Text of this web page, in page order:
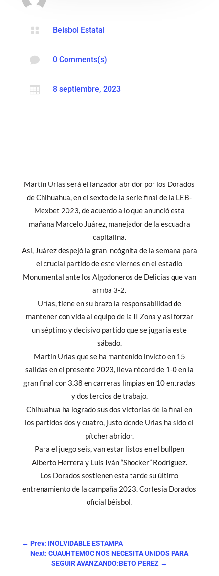
 Beisbol Estatal
 0 Comments(s)
 8 septiembre, 2023
Martín Urías será el lanzador abridor por los Dorados
de Chihuahua, en el sexto de la serie final de la LEB-
Mexbet 2023, de acuerdo a lo que anunció esta
mañana Marcelo Juárez, manejador de la escuadra
capitalina.
Así, Juárez despejó la gran incógnita de la semana para
el crucial partido de este viernes en el estadio
Monumental ante los Algodoneros de Delicias que van
arriba 3-2.
Urías, tiene en su brazo la responsabilidad de
mantener con vida al equipo de la II Zona y así forzar
un séptimo y decisivo partido que se jugaría este
sábado.
Martín Urías que se ha mantenido invicto en 15
salidas en el presente 2023, lleva récord de 1-0 en la
gran final con 3.38 en carreras limpias en 10 entradas
y dos tercios de trabajo.
Chihuahua ha logrado sus dos victorias de la final en
los partidos dos y cuatro, justo donde Urias ha sido el
pítcher abridor.
Para el juego seis, van estar listos en el bullpen
Alberto Herrera y Luis Iván “Shocker” Rodríguez.
Los Dorados sostienen esta tarde su último
entrenamiento de la campaña 2023. Cortesía Dorados
oficial béisbol.
← Prev: INOLVIDABLE ESTAMPA
Next: CUAUHTEMOC NOS NECESITA UNIDOS PARA
SEGUIR AVANZANDO:BETO PEREZ →